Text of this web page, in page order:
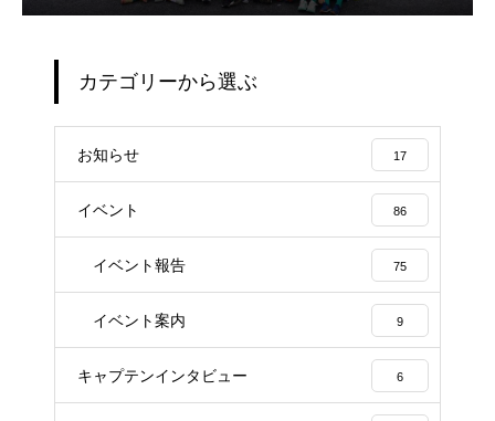
カテゴリーから選ぶ
お知らせ 17
イベント 86
イベント報告 75
イベント案内 9
キャプテンインタビュー 6